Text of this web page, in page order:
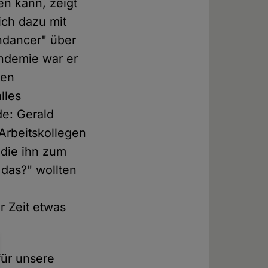
kann, zeigt
dazu mit
über
war er
Gerald
ihn zum
wollten
Zeit etwas
unsere